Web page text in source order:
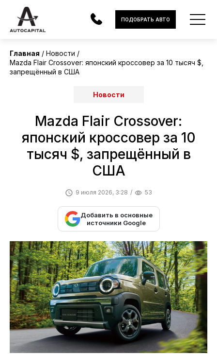
АВТОМОБИЛИ
МОТОЦИКЛЫ
УСЛУГИ
НОВОСТИ
ВАКАНСИИ
О КОМПАНИИ
КОНТАКТЫ
ПОДОБРАТЬ АВТО
Главная
Новости
Mazda Flair Crossover: японский кроссовер за 10 тысяч $,
запрещённый в США
Новости
Mazda Flair Crossover:
японский кроссовер за 10
тысяч $, запрещённый в
США
9 июля 2026, 3:28 53
Добавить в основные
источники Google